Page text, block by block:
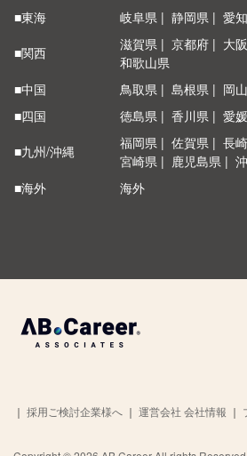
■東海
岐阜県 静岡県 愛
■関西
滋賀県 京都府 大
和歌山県
■中国
鳥取県 島根県 岡
■四国
徳島県 香川県 愛
■九州/沖縄
福岡県 佐賀県 長
宮崎県
鹿児島県
■海外
海外
｜ 採用ご検討企業様へ ｜ 運営会社 会社情報 ｜